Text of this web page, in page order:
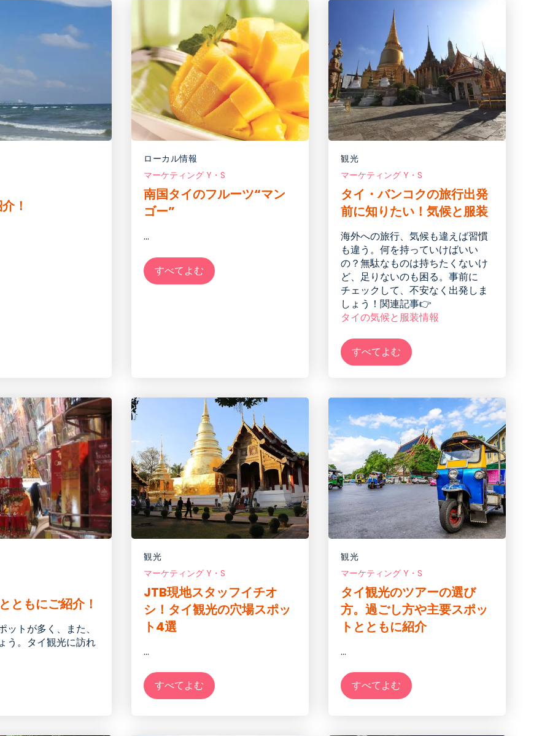
！
ローカル情報
マーケティング Y・S
南国タイのフルーツ“マン
ゴー”
...
すべてよむ
観光
マーケティング Y・S
タイ・バンコクの旅行出発
前に知りたい！気候と服装
海外への旅行、気候も違えば習慣
も違う。何を持っていけばいい
の？無駄なものは持ちたくないけ
ど、足りないのも困る。事前に
チェックして、不安なく出発しま
しょう！関連記事👉
タイの気候と服装情報
すべてよむ
もにご紹介！
トが多く、また、
う。タイ観光に訪れ
観光
マーケティング Y・S
JTB現地スタッフイチオ
シ！タイ観光の穴場スポッ
ト4選
...
すべてよむ
観光
マーケティング Y・S
タイ観光のツアーの選び
方。過ごし方や主要スポッ
トとともに紹介
...
すべてよむ